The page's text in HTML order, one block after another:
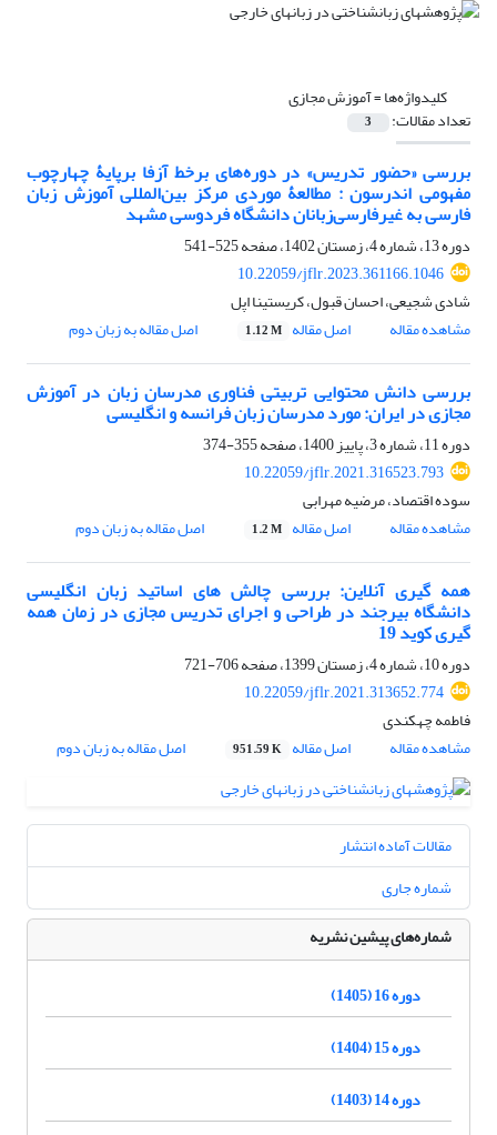
کلیدواژه‌ها =آموزش مجازی
تعداد مقالات: 3
بررسی «حضور تدریس» در دوره‌های برخط آزفا برپایۀ چهارچوب
مفهومی اندرسون : مطالعۀ موردی مرکز بین‌المللی آموزش زبان
فارسی به غیرفارسی‌زبانان دانشگاه فردوسی مشهد
دوره 13، شماره 4، زمستان 1402، صفحه
525-541
10.22059/jflr.2023.361166.1046
شادی شجیعی، احسان قبول، کریستینا اپل
مشاهده مقاله
اصل مقاله 1.12 M اصل مقاله به زبان دوم
بررسی دانش محتوایی تربیتی فناوری مدرسان زبان در آموزش
مجازی در ایران: مورد مدرسان زبان فرانسه و انگلیسی
دوره 11، شماره 3، پاییز 1400، صفحه
355-374
10.22059/jflr.2021.316523.793
سوده اقتصاد، مرضیه مهرابی
مشاهده مقاله
اصل مقاله 1.2 M اصل مقاله به زبان دوم
همه گیری آنلاین: بررسی چالش های اساتید زبان انگلیسی
دانشگاه بیرجند در طراحی و اجرای تدریس مجازی در زمان همه
گیری کوید 19
دوره 10، شماره 4، زمستان 1399، صفحه
706-721
10.22059/jflr.2021.313652.774
فاطمه چهکندی
مشاهده مقاله
اصل مقاله 951.59 K اصل مقاله به زبان دوم
مقالات آماده انتشار
شماره جاری
شماره‌های پیشین نشریه
دوره 16 (1405)
دوره 15 (1404)
دوره 14 (1403)